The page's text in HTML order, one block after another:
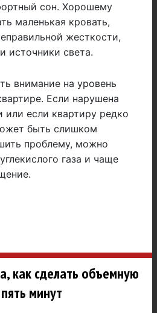
сон. Хорошему
маленькая кровать,
жесткости,
источники света.
внимание на уровень
Если нарушена
или если квартиру редко
быть слишком
проблему, можно
газа и чаще
как сделать объемную
минут